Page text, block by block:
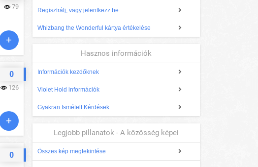
79
0
126
0
Regisztrálj, vagy jelentkezz be
Whizbang the Wonderful kártya értékelése
Hasznos információk
Információk kezdőknek
Violet Hold információk
Gyakran Ismételt Kérdések
Legjobb pillanatok - A közösség képei
Összes kép megtekintése